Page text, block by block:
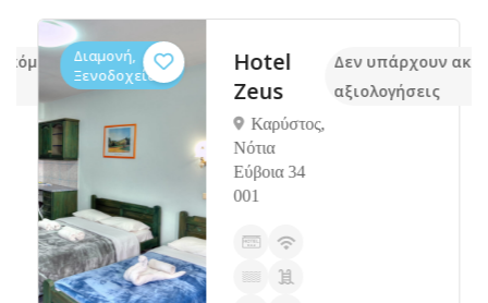
Διαμονή,
Ξενοδοχεία
Hotel
Zeus
Καρύστος,
Νότια
Εύβοια 34
001
Δεν υπάρχουν
αξιολογήσεις